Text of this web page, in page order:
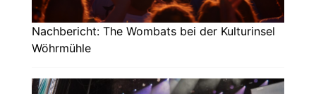
Nachbericht: The Wombats bei der Kulturinsel
Wöhrmühle